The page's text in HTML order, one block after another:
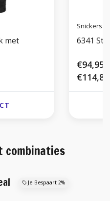
met
Snickers
6341
€94,95
€114,89
combinaties
Je Bespaart 2%